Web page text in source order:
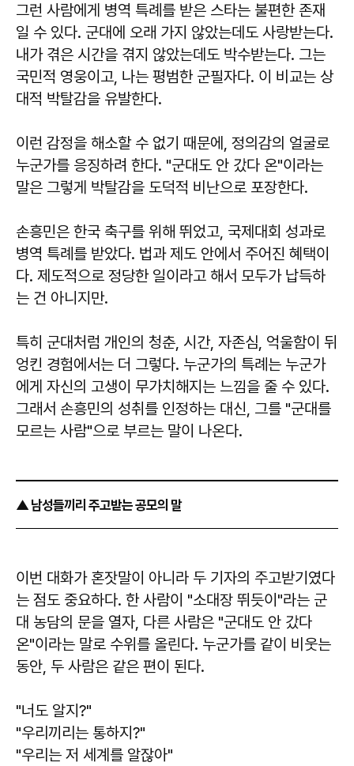
그런 사람에게 병역 특례를 받은 스타는 불편한 존재
일 수 있다. 군대에 오래 가지 않았는데도 사랑받는다.
내가 겪은 시간을 겪지 않았는데도 박수받는다. 그는
국민적 영웅이고, 나는 평범한 군필자다. 이 비교는 상
대적 박탈감을 유발한다.
이런 감정을 해소할 수 없기 때문에, 정의감의 얼굴로
누군가를 응징하려 한다. "군대도 안 갔다 온"이라는
말은 그렇게 박탈감을 도덕적 비난으로 포장한다.
손흥민은 한국 축구를 위해 뛰었고, 국제대회 성과로
병역 특례를 받았다. 법과 제도 안에서 주어진 혜택이
다. 제도적으로 정당한 일이라고 해서 모두가 납득하
는 건 아니지만.
특히 군대처럼 개인의 청춘, 시간, 자존심, 억울함이 뒤
엉킨 경험에서는 더 그렇다. 누군가의 특례는 누군가
에게 자신의 고생이 무가치해지는 느낌을 줄 수 있다.
그래서 손흥민의 성취를 인정하는 대신, 그를 "군대를
모르는 사람"으로 부르는 말이 나온다.
▲ 남성들끼리 주고받는 공모의 말
이번 대화가 혼잣말이 아니라 두 기자의 주고받기였다
는 점도 중요하다. 한 사람이 "소대장 뛰듯이"라는 군
대 농담의 문을 열자, 다른 사람은 "군대도 안 갔다
온"이라는 말로 수위를 올린다. 누군가를 같이 비웃는
동안, 두 사람은 같은 편이 된다.
"너도 알지?"
"우리끼리는 통하지?"
"우리는 저 세계를 알잖아"